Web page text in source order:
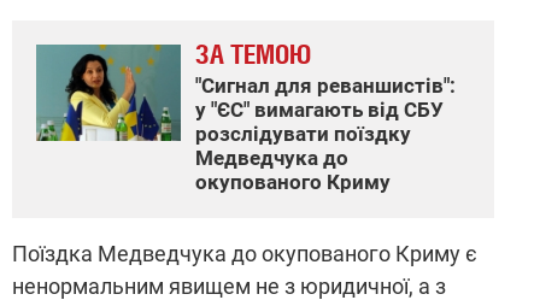
ЗА ТЕМОЮ
"Сигнал для реваншистів":
у "ЄС" вимагають від СБУ
розслідувати поїздку
Медведчука до
окупованого Криму
Поїздка Медведчука до окупованого Криму є
ненормальним явищем не з юридичної, а з